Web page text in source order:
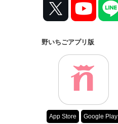
野いちごアプリ版
App Store Google Play